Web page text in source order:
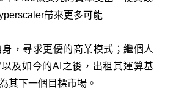
帶來更多可能
身，尋求更優的商業模式；繼個人
及如今的AI之後，出租其運算基
其下一個目標市場。